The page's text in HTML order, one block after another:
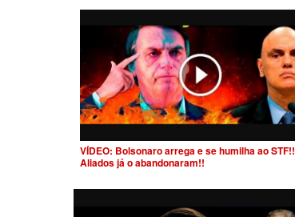
VÍDEO: Bolsonaro arrega e se humilha ao STF!!
Aliados já o abandonaram!!